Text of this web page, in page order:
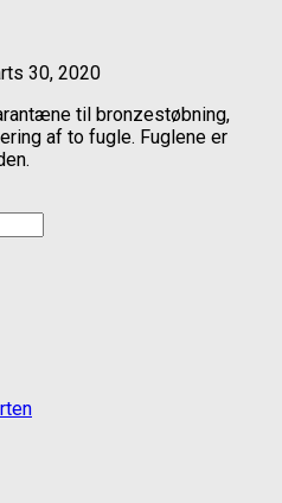
30, 2020
til bronzestøbning,
af to fugle. Fuglene er